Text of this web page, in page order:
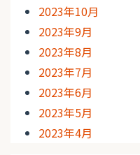
2023年10月
2023年9月
2023年8月
2023年7月
2023年6月
2023年5月
2023年4月